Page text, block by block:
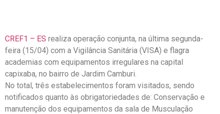
CREF1 – ES realiza operação conjunta, na última segunda-
feira (15/04) com a Vigilância Sanitária (VISA) e flagra
academias com equipamentos irregulares na capital
capixaba, no bairro de Jardim Camburi.
No total, três estabelecimentos foram visitados, sendo
notificados quanto às obrigatoriedades de: Conservação e
manutenção dos equipamentos da sala de Musculação